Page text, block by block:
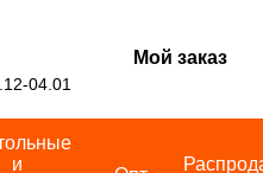
04.01
Мой заказ
и